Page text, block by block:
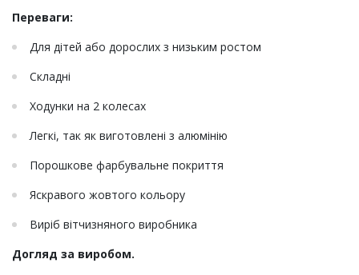
Переваги:
Для дітей або дорослих з низьким ростом
Складні
Ходунки на 2 колесах
Легкі, так як виготовлені з алюмінію
Порошкове фарбувальне покриття
Яскравого жовтого кольору
Виріб вітчизняного виробника
Догляд за виробом.